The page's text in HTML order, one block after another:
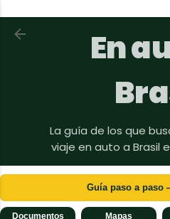
Ir al
En
La guía de los que
viaje en auto a Brasil
Guía paso a paso
Documentos Mapas